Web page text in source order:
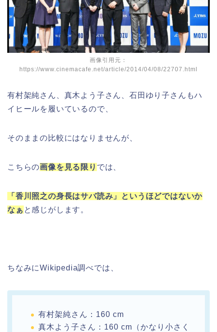
画像引用元：
https://www.cinemacafe.net/article/2014/04/08/22707.html
有村架純さん、真木よう子さん、石田ゆり子さんもハ
イヒールを履いているので、
そのままの比較にはなりませんが、
こちらの画像を見る限り では、
「香川照之の身長はサバ読み」というほどではないか
なぁ と感じがします。
ちなみにWikipedia調べでは、
有村架純さん：160 cm
真木よう子さん：160 cm（かなり小さく